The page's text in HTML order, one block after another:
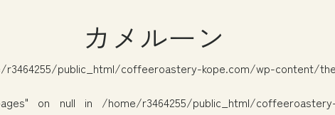
カメルーン
r3464255/public_html/coffeeroastery-kope.com/wp-content/
on null in /home/r3464255/public_html/